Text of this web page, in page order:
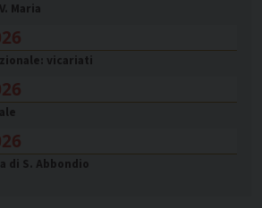
Maria
vicariati
di S. Abbondio